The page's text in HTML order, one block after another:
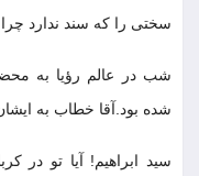
سختی را که سند ندارد
شب در عالم رؤیا به
شده بود.آقا خطاب به
سید ابراهیم! آیا تو در